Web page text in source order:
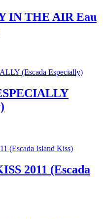
IN THE AIR Eau
2011 (Escada